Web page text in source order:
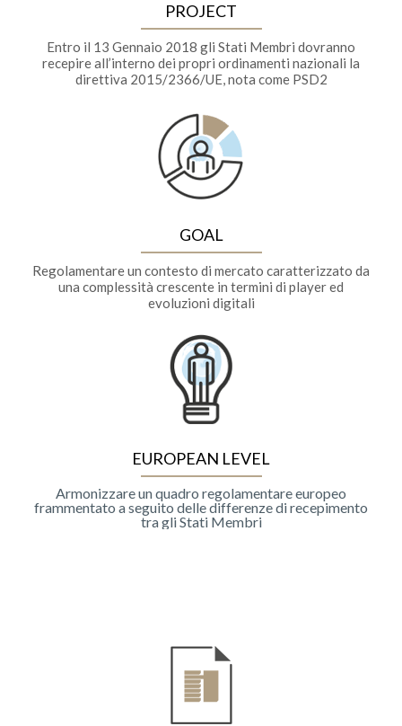
PROJECT
Entro il 13 Gennaio 2018 gli Stati Membri dovranno
recepire all’interno dei propri ordinamenti nazionali la
direttiva 2015/2366/UE, nota come PSD2
GOAL
Regolamentare un contesto di mercato caratterizzato da
una complessità crescente in termini di player ed
evoluzioni digitali
EUROPEAN LEVEL
Armonizzare un quadro regolamentare europeo
frammentato a seguito delle differenze di recepimento
tra gli Stati Membri